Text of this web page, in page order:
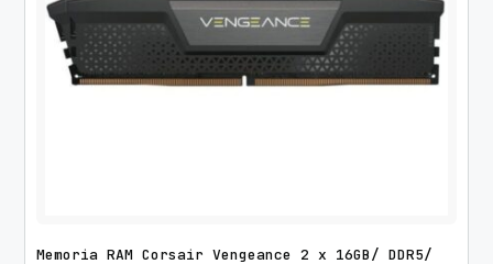
Memoria RAM Corsair Vengeance 2 x 16GB/ DDR5/